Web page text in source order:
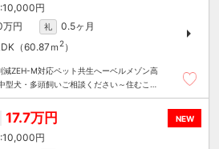
10,000円
万円 礼
0.5ヶ月
（60.87ｍ2）
ZEH-M対応ペット共生へーベルメゾン高
犬・多頭飼いご相談ください～住むこと
NEW
17.7万円
10,000円